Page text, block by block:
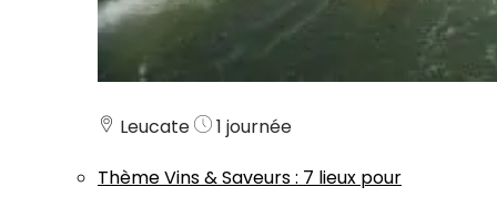
Leucate
1 journée
ThèmeVins & Saveurs: 7 lieux pour